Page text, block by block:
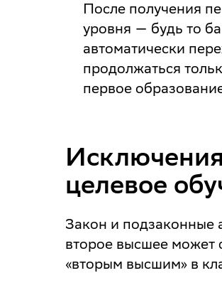
После получения
уровня — будь то
автоматически
продолжаться
первое
целевое
Закон и подзаконные
второе высшее может
«вторым высшим» в